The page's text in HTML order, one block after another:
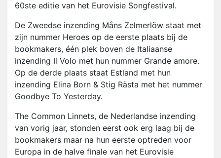
60ste editie van het Eurovisie Songfestival.
De Zweedse inzending Måns Zelmerlöw staat met
zijn nummer Heroes op de eerste plaats bij de
bookmakers, één plek boven de Italiaanse
inzending Il Volo met hun nummer Grande amore.
Op de derde plaats staat Estland met hun
inzending Elina Born & Stig Rästa met het nummer
Goodbye To Yesterday.
The Common Linnets, de Nederlandse inzending
van vorig jaar, stonden eerst ook erg laag bij de
bookmakers maar na hun eerste optreden voor
Europa in de halve finale van het Eurovisie